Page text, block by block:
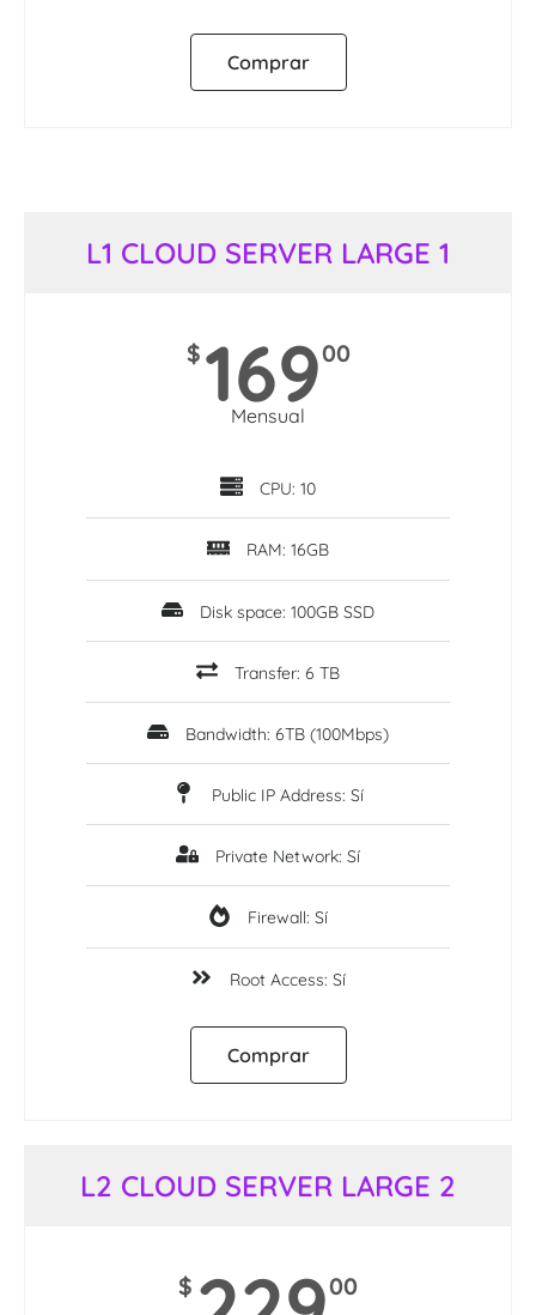
Comprar
L1 CLOUD SERVER LARGE 1
$ 16900
Mensual
CPU: 10
RAM: 16GB
Disk space: 100GB SSD
Transfer: 6 TB
Bandwidth: 6TB (100Mbps)
Public IP Address: Sí
Private Network: Sí
Firewall: Sí
Root Access: Sí
Comprar
L2 CLOUD SERVER LARGE 2
$ 00